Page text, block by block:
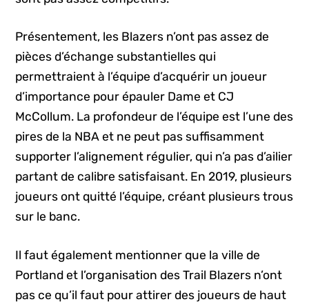
Présentement, les Blazers n’ont pas assez de
pièces d’échange substantielles qui
permettraient à l’équipe d’acquérir un joueur
d’importance pour épauler Dame et CJ
McCollum. La profondeur de l’équipe est l’une des
pires de la NBA et ne peut pas suffisamment
supporter l’alignement régulier, qui n’a pas d’ailier
partant de calibre satisfaisant. En 2019, plusieurs
joueurs ont quitté l’équipe, créant plusieurs trous
sur le banc.
Il faut également mentionner que la ville de
Portland et l’organisation des Trail Blazers n’ont
pas ce qu’il faut pour attirer des joueurs de haut